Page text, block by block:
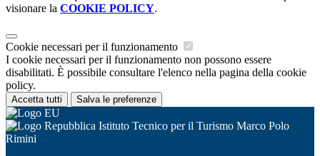
visionare la COOKIE POLICY.
Cookie necessari per il funzionamento
I cookie necessari per il funzionamento non possono essere
disabilitati. È possibile consultare l'elenco nella pagina della cookie
policy.
Accetta tutti Salva le preferenze
Istituto Tecnico per il Turismo Marco Polo
Rimini